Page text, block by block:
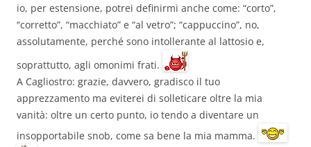
io, per estensione, potrei definirmi anche come: “corto”,
“corretto”, “macchiato” e “al vetro”; “cappuccino”, no,
assolutamente, perché sono intollerante al lattosio e,
soprattutto, agli omonimi frati.
A Cagliostro: grazie, davvero, gradisco il tuo
apprezzamento ma eviterei di solleticare oltre la mia
vanità: oltre un certo punto, io tendo a diventare un
insopportabile snob, come sa bene la mia mamma.